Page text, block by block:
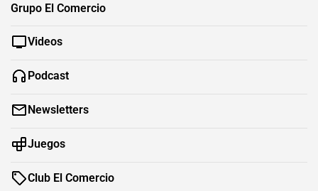
Grupo El Comercio
Videos
Podcast
Newsletters
Juegos
Club El Comercio